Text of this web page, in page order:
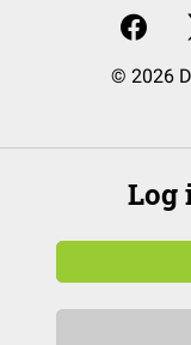
© 2026
Log